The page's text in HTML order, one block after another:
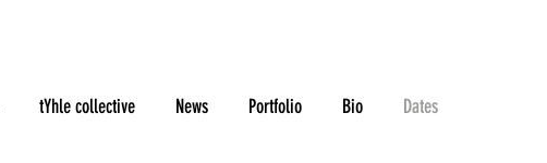
tYhle collective News Portfolio Bio Dates